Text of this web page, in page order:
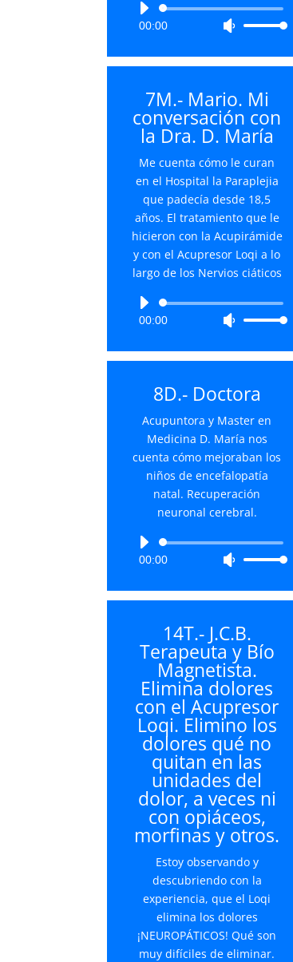
Reproductor
00:00
Utiliza
flecha
arriba/abajo
para
disminuir
volumen.
7M.- Mario. Mi
conversación con
la Dra. D. María
Me cuenta cómo le curan
en el Hospital la Paraplejia
que padecía desde 18,5
años. El tratamiento que le
hicieron con la Acupirámide
y con el Acupresor Loqi a lo
largo de los Nervios ciáticos
Reproductor
00:00
Utiliza
flecha
disminuir
8D.- Doctora
Acupuntora y Master en
Medicina D. María nos
cuenta cómo mejoraban los
niños de encefalopatía
natal. Recuperación
neuronal cerebral.
Reproductor
00:00
Utiliza
flecha
arriba/abajo
para
aumentar
o
disminuir
el
volumen.
14T.- J.C.B.
Terapeuta y Bío
Magnetista.
Elimina dolores
con el Acupresor
Loqi. Elimino los
dolores qué no
quitan en las
unidades del
dolor, a veces ni
con opiáceos,
morfinas y otros.
Estoy observando y
descubriendo con la
experiencia, que el Loqi
elimina los dolores
¡NEUROPÁTICOS! Qué son
muy difíciles de eliminar.